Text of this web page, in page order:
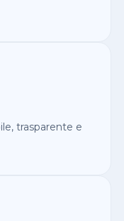
trasparente e